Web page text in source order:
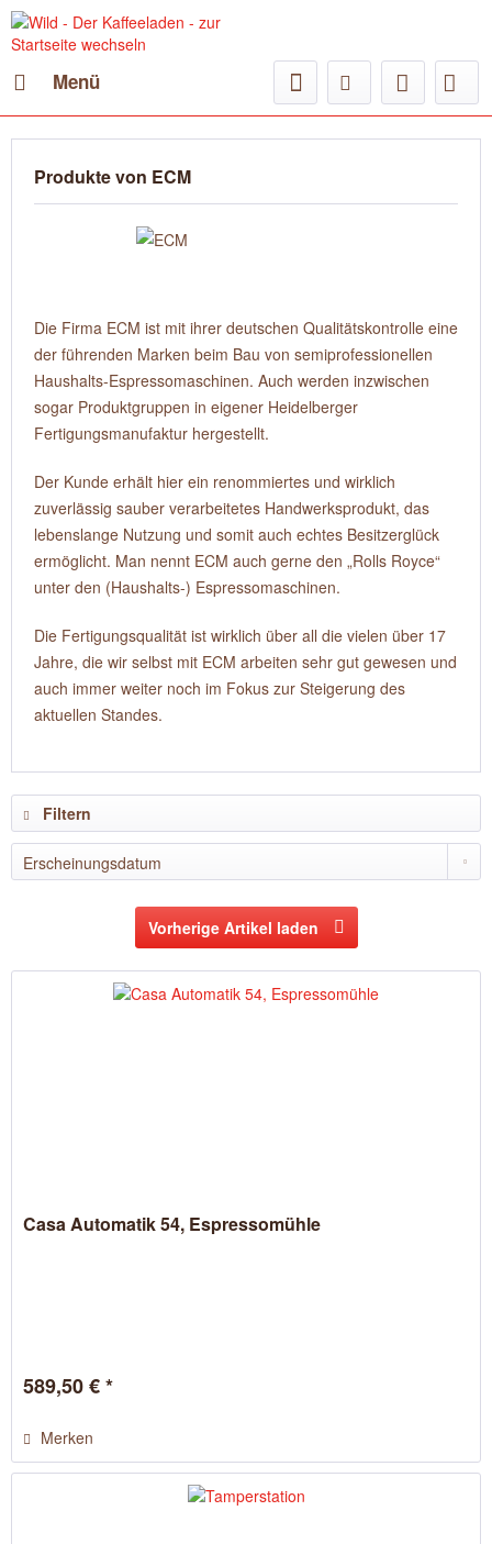
Menü
Produkte von ECM
Die Firma ECM ist mit ihrer deutschen Qualitätskontrolle eine
der führenden Marken beim Bau von semiprofessionellen
Haushalts-Espressomaschinen. Auch werden inzwischen
sogar Produktgruppen in eigener Heidelberger
Fertigungsmanufaktur hergestellt.
Der Kunde erhält hier ein renommiertes und wirklich
zuverlässig sauber verarbeitetes Handwerksprodukt, das
lebenslange Nutzung und somit auch echtes Besitzerglück
ermöglicht. Man nennt ECM auch gerne den „Rolls Royce“
unter den (Haushalts-) Espressomaschinen.
Die Fertigungsqualität ist wirklich über all die vielen über 17
Jahre, die wir selbst mit ECM arbeiten sehr gut gewesen und
auch immer weiter noch im Fokus zur Steigerung des
aktuellen Standes.
Filtern
Vorherige Artikel laden
Casa Automatik 54, Espressomühle
589,50 € *
Merken